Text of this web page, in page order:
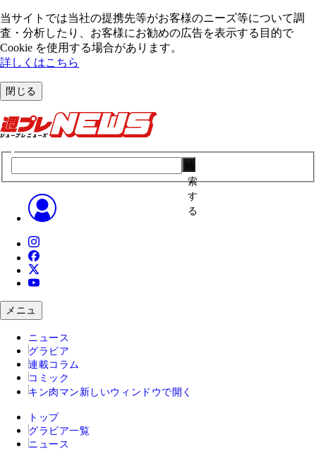
当サイトでは当社の提携先等がお客様のニーズ等について調
査・分析したり、お客様にお勧めの広告を表⽰する⽬的で
Cookie を使⽤する場合があります。
詳しくはこちら
閉じる
索
す
る
メニュ
ニュース
グラビア
連載コラム
コミック
キン肉マン 新しいウィンドウで開く
トップ
グラビア一覧
ニュース